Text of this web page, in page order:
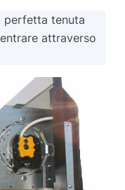
perfetta tenuta
attraverso